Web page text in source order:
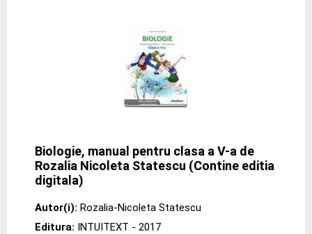
Biologie, manual pentru clasa a V-a de
Rozalia Nicoleta Statescu (Contine editia
digitala)
Autor(i): Rozalia-Nicoleta Statescu
Editura: INTUITEXT - 2017